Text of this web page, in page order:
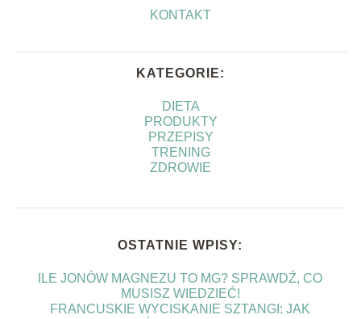
KONTAKT
KATEGORIE:
DIETA
PRODUKTY
PRZEPISY
TRENING
ZDROWIE
OSTATNIE WPISY:
ILE JONÓW MAGNEZU TO MG? SPRAWDŹ, CO
MUSISZ WIEDZIEĆ!
FRANCUSKIE WYCISKANIE SZTANGI: JAK